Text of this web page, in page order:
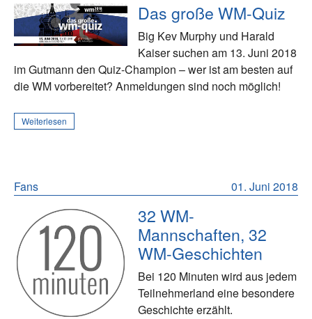
Das große WM-Quiz
Big Kev Murphy und Harald
Kaiser suchen am 13. Juni 2018
im Gutmann den Quiz-Champion – wer ist am besten auf
die WM vorbereitet? Anmeldungen sind noch möglich!
Weiterlesen
01. Juni 2018
Fans
32 WM-
Mannschaften, 32
WM-Geschichten
Bei 120 Minuten wird aus jedem
Teilnehmerland eine besondere
Geschichte erzählt.